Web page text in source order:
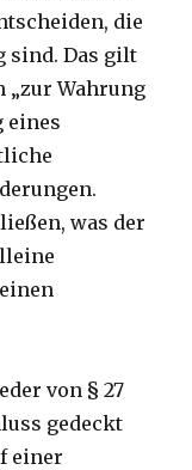
die
sind. Das gilt
„zur Wahrung
eines
was der
von § 27
gedeckt
einer